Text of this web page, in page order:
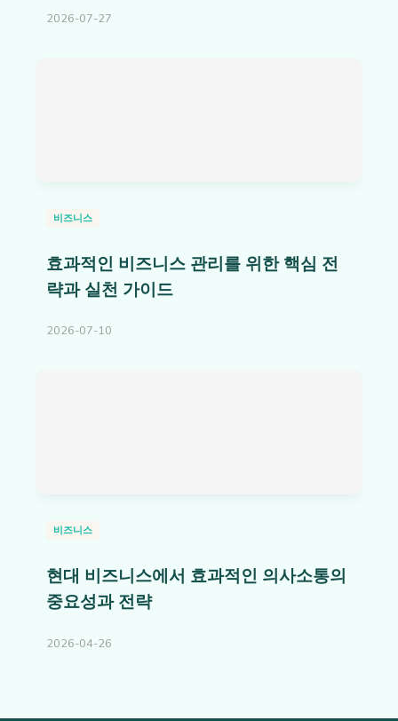
2026-07-27
비즈니스
효과적인 비즈니스 관리를 위한 핵심 전
략과 실천 가이드
2026-07-10
비즈니스
현대 비즈니스에서 효과적인 의사소통의
중요성과 전략
2026-04-26